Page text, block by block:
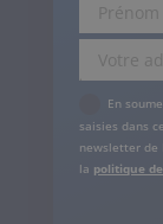
.
En
saisies dans
newsletter de
la politique